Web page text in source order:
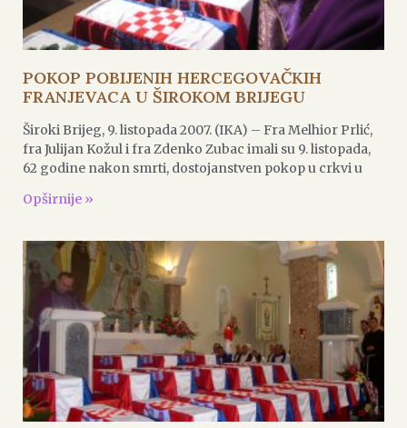
POKOP POBIJENIH HERCEGOVAČKIH
FRANJEVACA U ŠIROKOM BRIJEGU
Široki Brijeg, 9. listopada 2007. (IKA) – Fra Melhior Prlić,
fra Julijan Kožul i fra Zdenko Zubac imali su 9. listopada,
62 godine nakon smrti, dostojanstven pokop u crkvi u
Opširnije »